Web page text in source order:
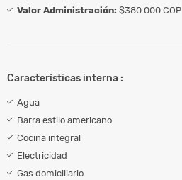
Valor Administración: $380.000 COP
Características interna :
Agua
Barra estilo americano
Cocina integral
Electricidad
Gas domiciliario